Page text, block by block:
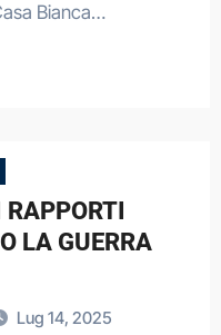
Bianca…
LA GUERRA
Lug 14, 2025